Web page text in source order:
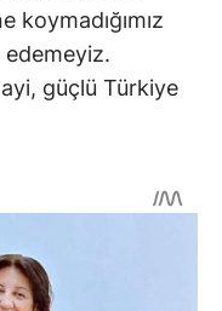
güçlü Türkiye